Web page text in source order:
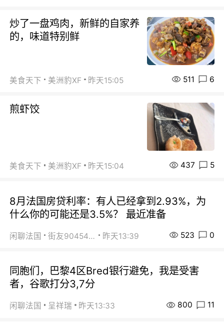
炒了一盘鸡肉，新鲜的自家养
的，味道特别鲜
美食天下 美洲豹XF 昨天15:05 511 6
煎虾饺
美食天下 美洲豹XF 昨天15:04 437 5
8月法国房贷利率：有人已经拿到2.93%，为
什么你的可能还是3.5%？ 最近准备
闲聊法国 街友90454511 昨天13:39 523 0
同胞们，巴黎4区Bred银行避免，我是受害
者，谷歌打分3,7分
闲聊法国 呈祥瑞 昨天13:33 800 11